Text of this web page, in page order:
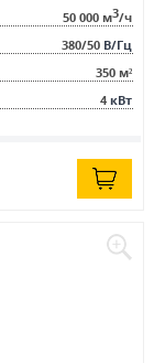
50 000м3/ч
380/50 В/Гц
350 м²
4 кВт